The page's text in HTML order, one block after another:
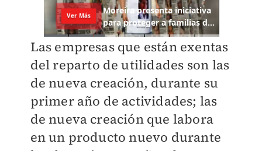
Las empresas que están exentas
del reparto de utilidades son las
de nueva creación, durante su
primer año de actividades; las
de nueva creación que labora
en un producto nuevo durante